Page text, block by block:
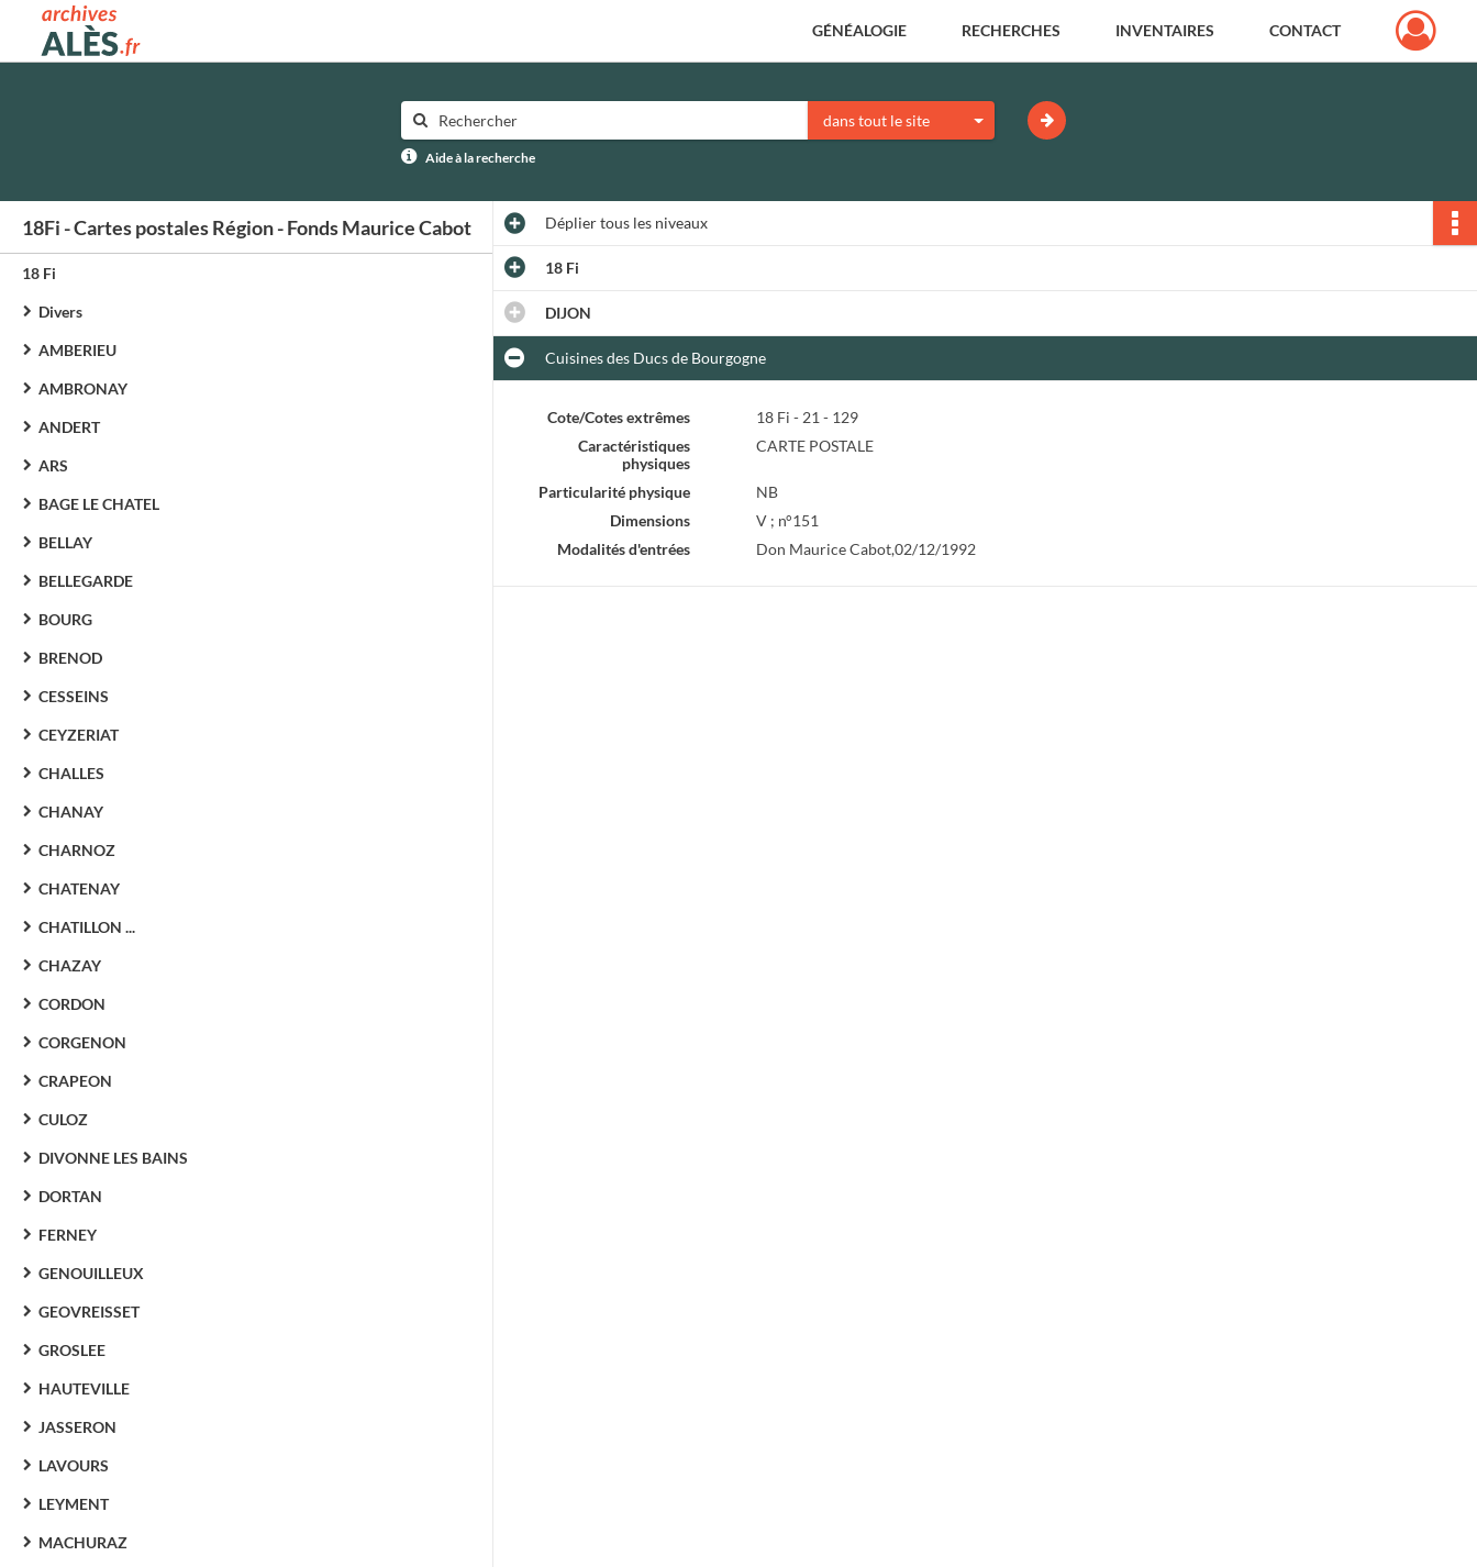
Archives municipales d'Alès GÉNÉALOGIE RECHERCHES INVENTAIRES CONTACT
dans tout le site
Aide à la recherche
18Fi - Cartes postales Région - Fonds Maurice Cabot
18 Fi
Divers
AMBERIEU
AMBRONAY
ANDERT
ARS
BAGE LE CHATEL
BELLAY
BELLEGARDE
BOURG
BRENOD
CESSEINS
CEYZERIAT
CHALLES
CHANAY
CHARNOZ
CHATENAY
CHATILLON ...
CHAZAY
CORDON
CORGENON
CRAPEON
CULOZ
DIVONNE LES BAINS
DORTAN
FERNEY
GENOUILLEUX
GEOVREISSET
GROSLEE
HAUTEVILLE
JASSERON
LAVOURS
LEYMENT
MACHURAZ
Dépliertous les niveaux
18 Fi
DIJON
Cuisines des Ducs de Bourgogne
Cote/Cotes extrêmes
18 Fi - 21 - 129
Caractéristiques
physiques
CARTE POSTALE
Particularité physique
NB
Dimensions
V ; n°151
Modalités d'entrées
Don Maurice Cabot,02/12/1992